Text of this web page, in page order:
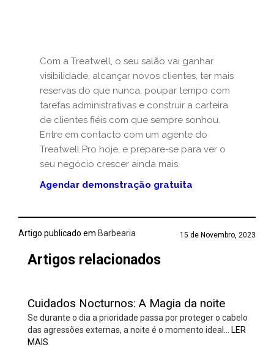
Com a Treatwell, o seu salão vai ganhar
visibilidade, alcançar novos clientes, ter mais
reservas do que nunca, poupar tempo com
tarefas administrativas e construir a carteira
de clientes fiéis com que sempre sonhou.
Entre em contacto com um agente do
Treatwell Pro hoje, e prepare-se para ver o
seu negócio crescer ainda mais.
Agendar demonstração gratuita
Artigo publicado em Barbearia 15 de Novembro, 2023
Artigos relacionados
Cuidados Nocturnos: A Magia da noite
Se durante o dia a prioridade passa por proteger o cabelo
das agressões externas, a noite é o momento ideal…
LER
MAIS